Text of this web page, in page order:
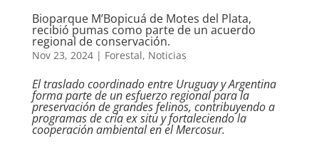
Bioparque M’Bopicuá de Motes del Plata,
recibió pumas como parte de un acuerdo
regional de conservación.
Nov 23, 2024| Forestal, Noticias
El traslado coordinado entre Uruguay y Argentina
forma parte de un esfuerzo regional para la
preservación de grandes felinos, contribuyendo a
programas de cría ex situ y fortaleciendo la
cooperación ambiental en el Mercosur.